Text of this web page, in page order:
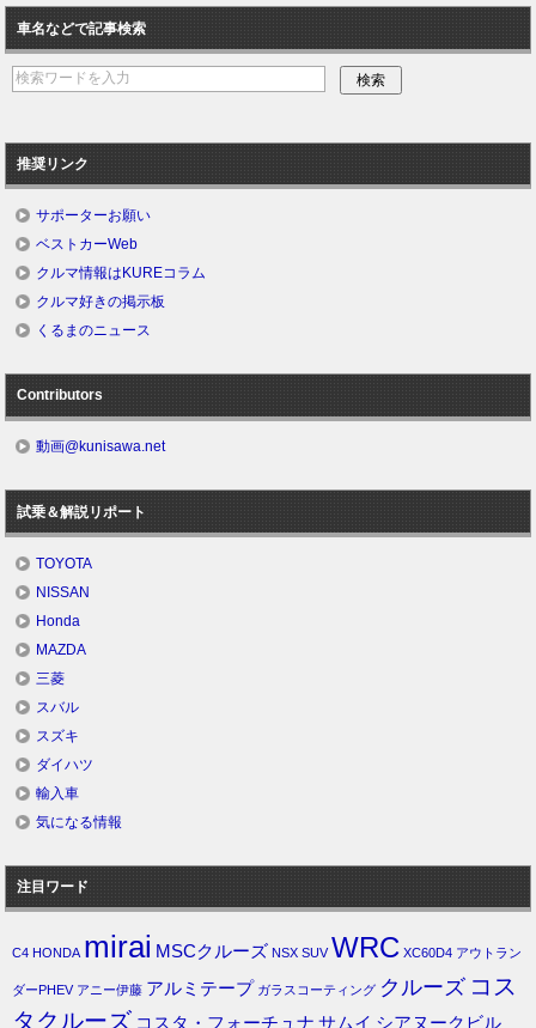
車名などで記事検索
推奨リンク
サポーターお願い
ベストカーWeb
クルマ情報はKUREコラム
クルマ好きの掲示板
くるまのニュース
Contributors
動画@kunisawa.net
試乗＆解説リポート
TOYOTA
NISSAN
Honda
MAZDA
三菱
スバル
スズキ
ダイハツ
輸入車
気になる情報
注目ワード
C4 HONDA mirai MSCクルーズ NSX SUV WRC XC60D4 アウトラン
ダーPHEV アニー伊藤 アルミテープ ガラスコーティング クルーズ コス
タクルーズ コスタ・フォーチュナ サムイ シアヌークビル